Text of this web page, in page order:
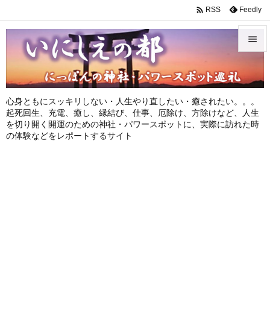
心身ともにスッキリしない・人生やり直したい・癒されたい。。。
起死回生、充電、癒し、縁結び、仕事、厄除け、方除けなど、人生
を切り開く開運のための神社・パワースポットに、実際に訪れた時
の体験などをレポートするサイト


メニュ
サイド

 RSS Feedly